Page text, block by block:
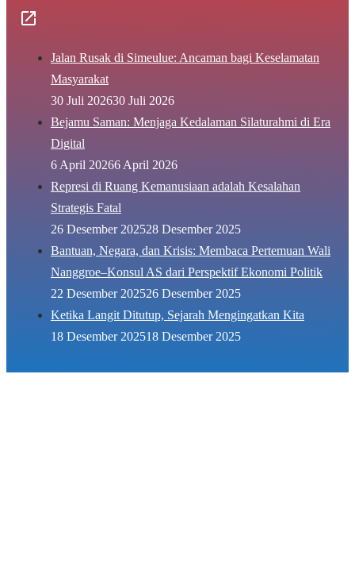
Jalan Rusak di Simeulue: Ancaman bagi Keselamatan
Masyarakat
30 Juli 202630 Juli 2026
Bejamu Saman: Menjaga Kedalaman Silaturahmi di Era
Digital
6 April 20266 April 2026
Represi di Ruang Kemanusiaan adalah Kesalahan
Strategis Fatal
26 Desember 202528 Desember 2025
Bantuan, Negara, dan Krisis: Membaca Pertemuan Wali
Nanggroe–Konsul AS dari Perspektif Ekonomi Politik
22 Desember 202526 Desember 2025
Ketika Langit Ditutup, Sejarah Mengingatkan Kita
18 Desember 202518 Desember 2025